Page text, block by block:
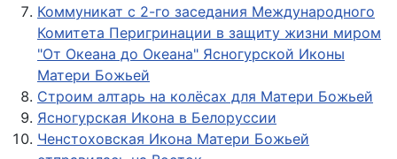
Коммуникат с 2-го заседания Международного
Комитета Перигринации в защиту жизни миром
"От Океана до Океана" Ясногурской Иконы
Матери Божьей
Строим алтарь на колёсах для Матери Божьей
Ясногурская Икона в Белоруссии
Ченстоховская Икона Матери Божьей